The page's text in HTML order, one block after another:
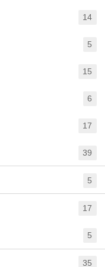
14
5
15
6
17
39
5
17
5
35